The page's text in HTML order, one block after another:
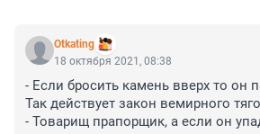
Otkating
18 октября 2021, 08:38
- Если бросить камень вверх то он
Так действует закон вемирного
- Товарищ прапорщик, а если он